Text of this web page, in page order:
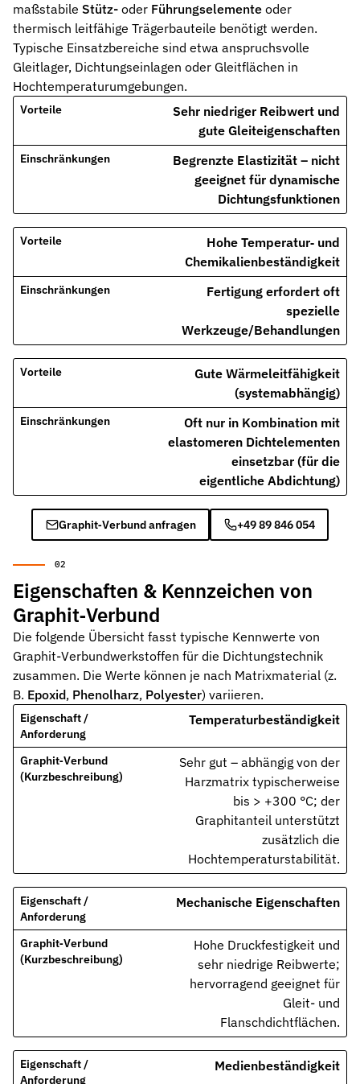
Stützringe
Anti-Extrusions-Element, schützt O-Ringe bei hohem Druck
Dämpfungsringe
Kontrollierte Endlagendämpfung im Pneumatikzylinder
Zuverlässige Abdichtung für plane Flächen, Flansche und
Präzise geformte Elastomerbauteile für Dämpfung, Verbindung
Dichtsätze
Komplettlösungen aus abgestimmten Dichtungselementen
Sonderdichtungen
Individuell entwickelte Dichtungslösungen
Hochleistungsdichtungen für hydraulische Anwendungen
Pneumatikdichtungen
Zuverlässige Dichtungslösungen für Pneumatikzylinder
Statische Dichtungen
Langlebige Dichtungen für statische Anwendungen in
Effiziente Dichtungslösungen für dynamische Anwendungen
Schmierstoffe
Elastomerschmiermittel
Parker O-Lube und S-Lube für Elastomerdichtungen
Über HP-Dichtungen
Das Unternehmen und Team kennenlernen
Leistungen
Was wir für Sie tun können
Kontakt
Nehmen Sie Kontakt mit uns auf
Karriere
Impressum
Rechtliche Informationen zu unserem Unternehmen
AGB
Unsere allgemeinen Geschäftsbedingungen
Dichtungsarten im Überblick
Grundlagenwissen zu Arten, Funktion und Einsatz der
maßstabile Stütz- oder Führungselemente oder
thermisch leitfähige Trägerbauteile benötigt werden.
Typische Einsatzbereiche sind etwa anspruchsvolle
Gleitlager, Dichtungseinlagen oder Gleitflächen in
Hochtemperaturumgebungen.
Sehr niedriger Reibwert und
gute Gleiteigenschaften
Begrenzte Elastizität – nicht
geeignet für dynamische
Dichtungsfunktionen
Hohe Temperatur‑ und
Chemikalienbeständigkeit
Fertigung erfordert oft
spezielle
Werkzeuge/Behandlungen
Gute Wärmeleitfähigkeit
(systemabhängig)
Oft nur in Kombination mit
elastomeren Dichtelementen
einsetzbar (für die
eigentliche Abdichtung)
Graphit‑Verbund anfragen +49 89 846 054
Eigenschaften & Kennzeichen von
Graphit‑Verbund
Die folgende Übersicht fasst typische Kennwerte von
Graphit-Verbundwerkstoffen für die Dichtungstechnik
zusammen. Die Werte können je nach Matrixmaterial (z.
B. Epoxid, Phenolharz, Polyester) variieren.
Temperaturbeständigkeit
Sehr gut – abhängig von der
Harzmatrix typischerweise
bis > +300 °C; der
Graphitanteil unterstützt
zusätzlich die
Hochtemperaturstabilität.
Mechanische Eigenschaften
Hohe Druckfestigkeit und
sehr niedrige Reibwerte;
hervorragend geeignet für
Gleit- und
Flanschdichtflächen.
Medienbeständigkeit